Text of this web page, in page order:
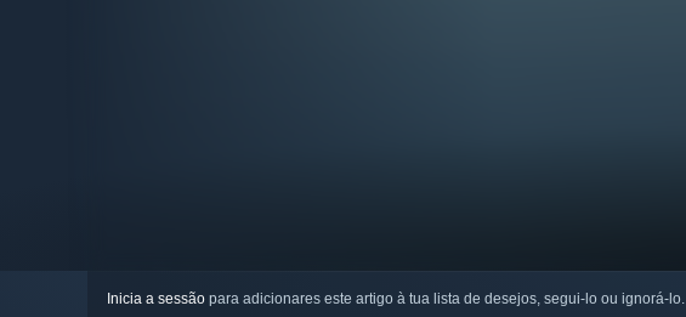
Inicia a sessão para adicionares este artigo à tua lista de desejos, segui-lo ou ignorá-lo.